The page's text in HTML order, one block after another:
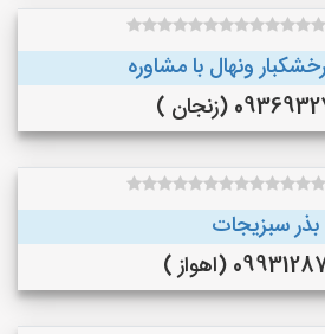
ونهال با مشاوره
(زنجان )
بذر سبزیجات
(اهواز )